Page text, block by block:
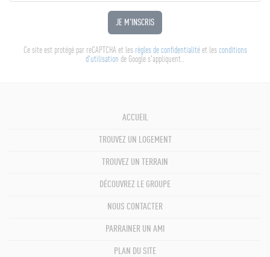
JE M'INSCRIS
Ce site est protégé par reCAPTCHA et les règles de confidentialitéet les conditions
d'utilisation de Google s'appliquent..
ACCUEIL
TROUVEZ UN LOGEMENT
TROUVEZ UN TERRAIN
DÉCOUVREZ LE GROUPE
NOUS CONTACTER
PARRAINER UN AMI
PLAN DU SITE